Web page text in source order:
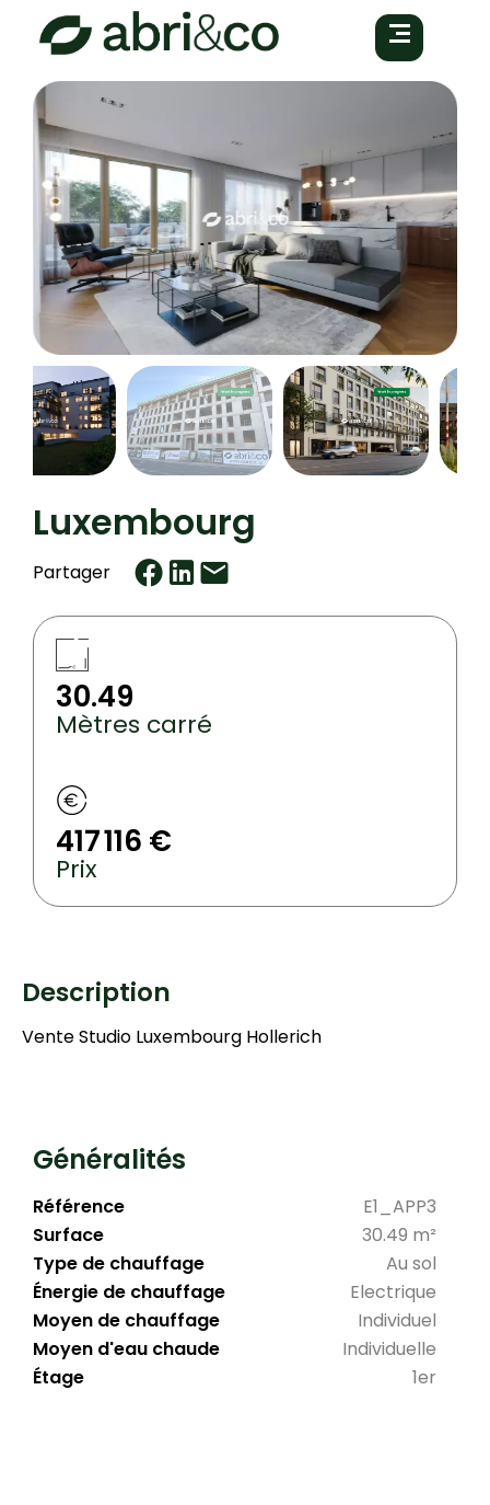
Luxembourg
Partager
30.49
Mètres carré
417 116 €
Prix
Description
Vente Studio Luxembourg Hollerich
Généralités
Référence
E1_APP3
Surface
30.49 m²
Type de chauffage
Au sol
Énergie de chauffage
Electrique
Moyen de chauffage
Individuel
Moyen d'eau chaude
Individuelle
Étage
1er